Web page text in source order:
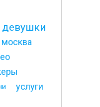
девушки
москва
услуги